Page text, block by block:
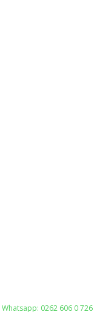
Whatsapp: 0262 606 0 726